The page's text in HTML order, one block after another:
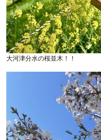
大河津分水の桜並木！！